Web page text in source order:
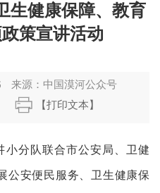
生健康保障、教育
策宣讲活动
来源： 中国漠河公众号
【打印文本】
小分队联合市公安局、卫健
公安便民服务、卫生健康保